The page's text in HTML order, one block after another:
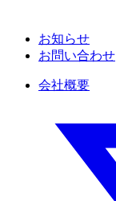
お知らせ
お問い合わせ
会社概要